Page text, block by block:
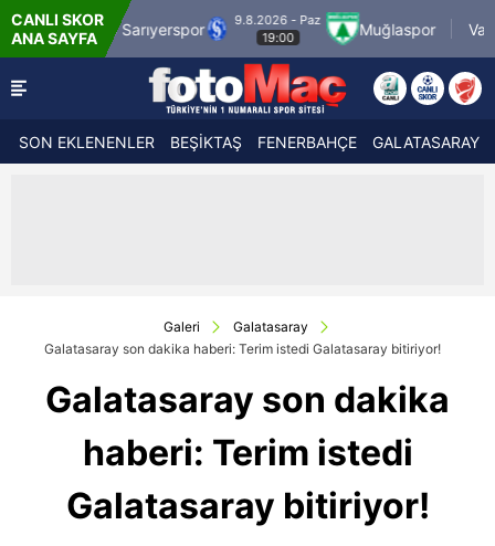
CANLI SKOR
ANA SAYFA
9.8.2026 - Paz
19:00
Muğlaspor Vanspor
9.8.2026
21:30
SON EKLENENLER BEŞİKTAŞ FENERBAHÇE GALATASARAY
Galeri
Galatasaray
Galatasaray son dakika haberi: Terim istedi Galatasaray bitiriyor!
Galatasaray son dakika
haberi: Terim istedi
Galatasaray bitiriyor!